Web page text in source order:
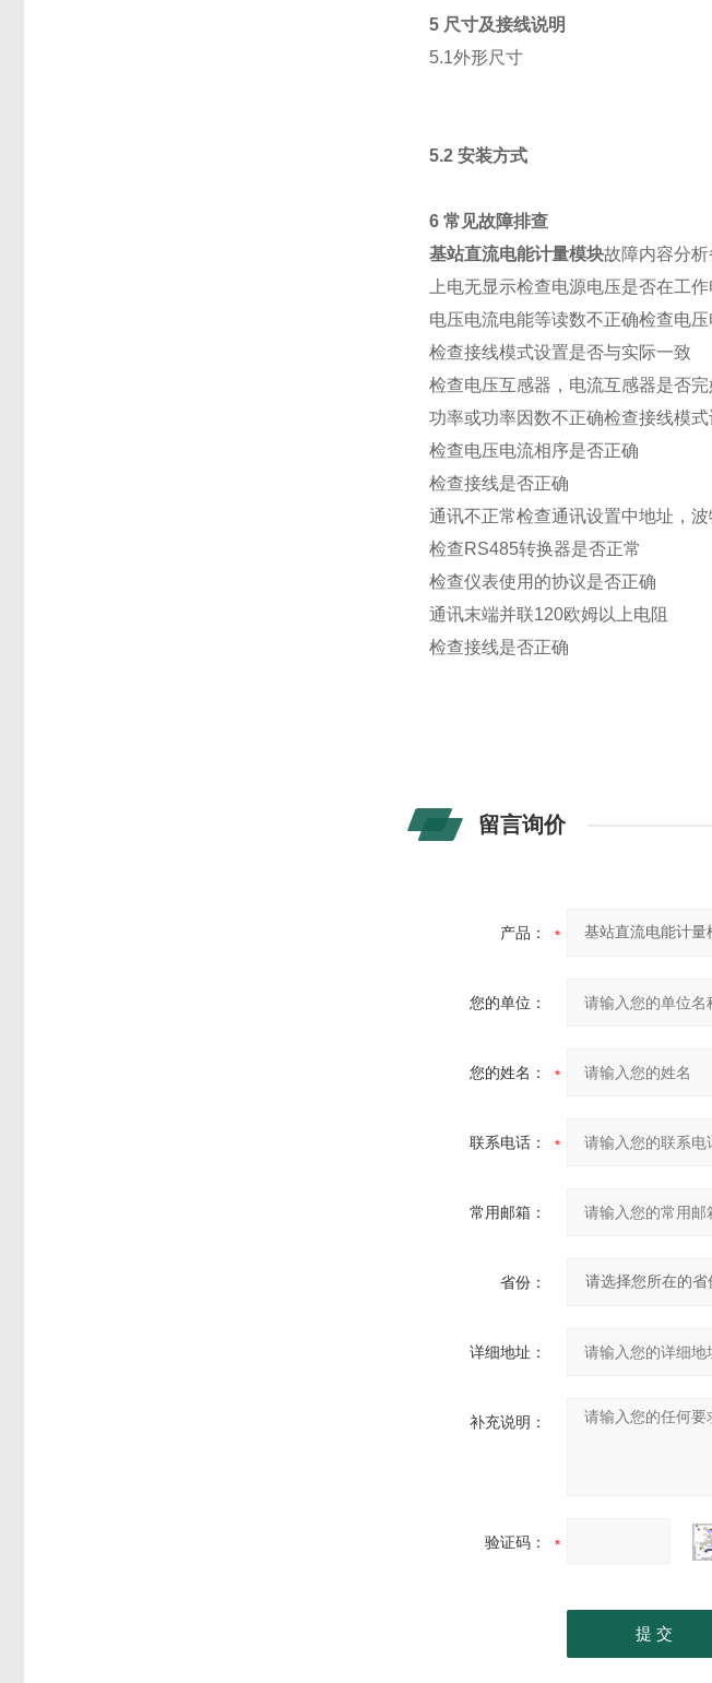
5 尺寸及接线说明
5.1外形尺寸
5.2 安装方式
6 常见故障排查
基站直流电能计量模块故障内容分析
上电无显示检查电源电压是否在工
电压电流电能等读数不正确检查电
检查接线模式设置是否与实际一致
检查电压互感器，电流互感器是否完
功率或功率因数不正确检查接线模
检查电压电流相序是否正确
检查接线是否正确
通讯不正常检查通讯设置中地址，
检查RS485转换器是否正常
检查仪表使用的协议是否正确
通讯末端并联120欧姆以上电阻
检查接线是否正确
留言询价
产品：
您的单位：
您的姓名：
联系电话：
常用邮箱：
省份：
详细地址：
补充说明：
验证码：